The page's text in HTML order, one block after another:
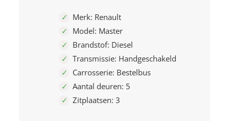
Merk: Renault
Model: Master
Brandstof: Diesel
Transmissie: Handgeschakeld
Carrosserie: Bestelbus
Aantal deuren: 5
Zitplaatsen: 3